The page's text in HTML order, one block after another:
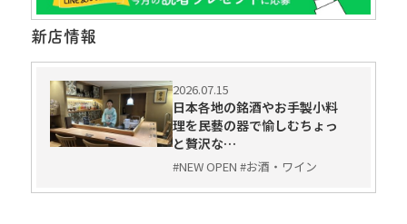
新店情報
2026.07.15
日本各地の銘酒やお手製小料
理を民藝の器で愉しむちょっ
と贅沢な…
#NEW OPEN #お酒・ワイン